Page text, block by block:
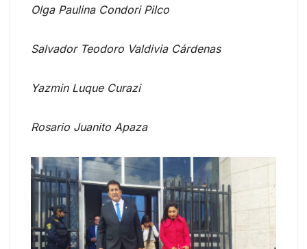
Olga Paulina Condori Pilco
Salvador Teodoro Valdivia Cárdenas
Yazmin Luque Curazi
Rosario Juanito Apaza